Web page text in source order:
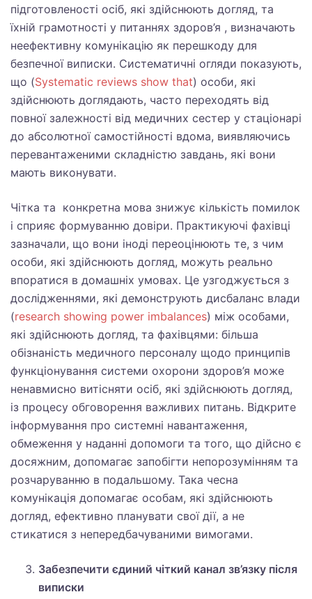
підготовленості осіб, які здійснюють догляд, та
їхній грамотності у питаннях здоров’я , визначають
неефективну комунікацію як перешкоду для
безпечної виписки. Систематичні огляди показують,
що (Systematic reviews show that) особи, які
здійснюють доглядають, часто переходять від
повної залежності від медичних сестер у стаціонарі
до абсолютної самостійності вдома, виявляючись
перевантаженими складністю завдань, які вони
мають виконувати.
Чітка та конкретна мова знижує кількість помилок
і сприяє формуванню довіри. Практикуючі фахівці
зазначали, що вони іноді переоцінюють те, з чим
особи, які здійснюють догляд, можуть реально
впоратися в домашніх умовах. Це узгоджується з
дослідженнями, які демонструють дисбаланс влади
(research showing power imbalances) між особами,
які здійснюють догляд, та фахівцями: більша
обізнаність медичного персоналу щодо принципів
функціонування системи охорони здоров’я може
ненавмисно витісняти осіб, які здійснюють догляд,
із процесу обговорення важливих питань. Відкрите
інформування про системні навантаження,
обмеження у наданні допомоги та того, що дійсно є
досяжним, допомагає запобігти непорозумінням та
розчаруванню в подальшому. Така чесна
комунікація допомагає особам, які здійснюють
догляд, ефективно планувати свої дії, а не
стикатися з непередбачуваними вимогами.
Забезпечити єдиний чіткий канал зв’язку після
виписки